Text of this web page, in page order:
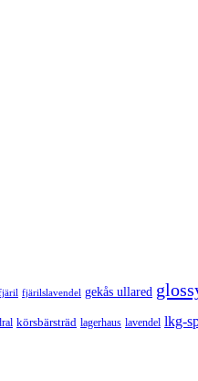
fjärilslavendel gekås ullared
körsbärsträd lagerhaus lavendel lkg-